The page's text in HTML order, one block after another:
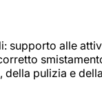
supporto alle
pulizia e